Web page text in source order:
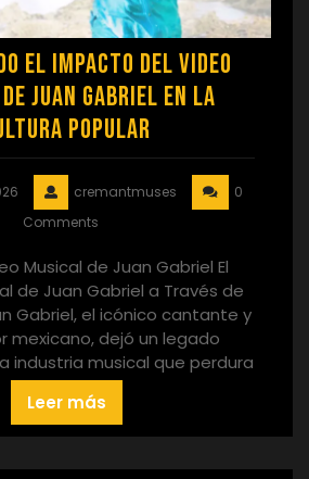
el Impacto del Video
Juan Gabriel en la
Popular
cremantmuses
0
Comments
Musical de Juan Gabriel El
de Juan Gabriel a Través de
Gabriel, el icónico cantante y
mexicano, dejó un legado
industria musical que perdura
Leer más